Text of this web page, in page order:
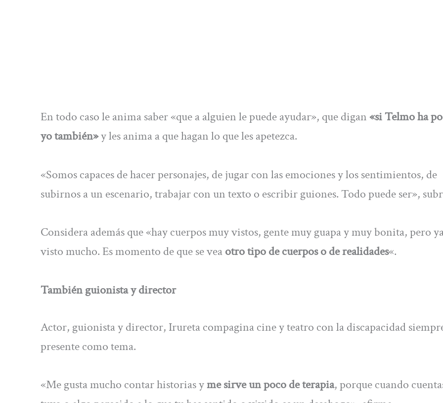
En todo caso le anima saber «que a alguien le puede ayudar», que digan«si Telmo ha
yo también»y les anima a que hagan lo que les apetezca.
«Somos capaces de hacer personajes, de jugar con las emociones y los sentimientos, de
subirnos a un escenario, trabajar con un texto o escribir guiones. Todo puede ser»,
Considera además que «hay cuerpos muy vistos, gente muy guapa y muy bonita, pero
visto mucho. Es momento de que se veaotro tipo de cuerpos o de realidades«.
También guionista y director
Actor, guionista y director, Irureta compagina cine y teatro con la discapacidad
presente como tema.
«Me gusta mucho contar historias yme sirve un poco de terapia, porque cuando